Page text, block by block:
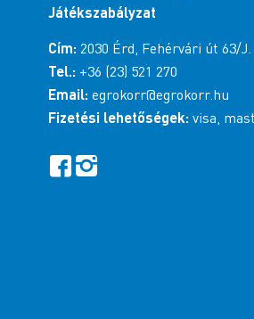
Játékszabályzat
Cím: 2030 Érd, Fehérvári út 63/J.
Tel.: +36 (23) 521 270
Email: egrokorr@egrokorr.hu
Fizetési lehetőségek: visa,